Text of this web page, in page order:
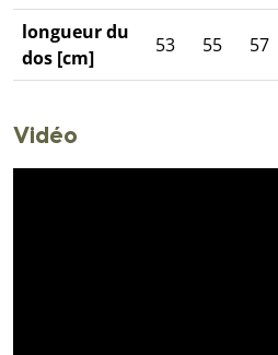
longueur du
dos [cm]
53 55 57
Vidéo